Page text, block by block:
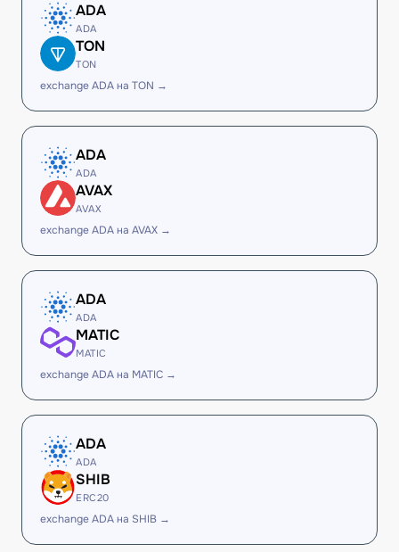
ADA
ADA
TON
TON
exchange ADA на TON →
ADA
ADA
AVAX
AVAX
exchange ADA на AVAX →
ADA
ADA
MATIC
MATIC
exchange ADA на MATIC →
ADA
ADA
SHIB
ERC20
exchange ADA на SHIB →